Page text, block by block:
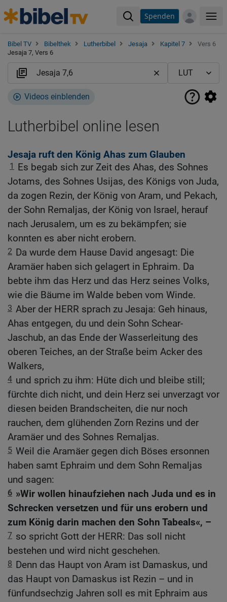
Spenden
Bibel TV Bibelthek Lutherbibel Jesaja Kapitel 7
Vers 6
Jesaja 7, Vers 6
Videos einblenden
Lutherbibel online lesen
Jesaja ruft den König Ahas zum Glauben
1
Es begab sich zur Zeit des Ahas, des Sohnes
Jotams, des Sohnes Usijas, des Königs von Juda,
da zogen Rezin, der König von Aram, und Pekach,
der Sohn Remaljas, der König von Israel, herauf
nach Jerusalem, um es zu bekämpfen; sie
konnten es aber nicht erobern.
2 Da wurde dem Hause David angesagt: Die
Aramäer haben sich gelagert in Ephraim. Da
bebte ihm das Herz und das Herz seines Volks,
wie die Bäume im Walde beben vom Winde.
3 Aber der HERR sprach zu Jesaja: Geh hinaus,
Ahas entgegen, du und dein Sohn Schear-
Jaschub, an das Ende der Wasserleitung des
oberen Teiches, an der Straße beim Acker des
Walkers,
4 und sprich zu ihm: Hüte dich und bleibe still;
fürchte dich nicht, und dein Herz sei unverzagt vor
diesen beiden Brandscheiten, die nur noch
rauchen, dem glühenden Zorn Rezins und der
Aramäer und des Sohnes Remaljas.
5 Weil die Aramäer gegen dich Böses ersonnen
haben samt Ephraim und dem Sohn Remaljas
und sagen:
6 »Wir wollen hinaufziehen nach Juda und es in
Schrecken versetzen und für uns erobern und
zum König darin machen den Sohn Tabeals«, –
7 so spricht Gott der HERR: Das soll nicht
bestehen und wird nicht geschehen.
8 Denn das Haupt von Aram ist Damaskus, und
das Haupt von Damaskus ist Rezin – und in
fünfundsechzig Jahren soll es mit Ephraim aus